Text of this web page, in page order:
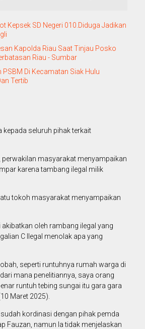
Kepsek SD Negeri 010.Diduga Jadikan
Kapolda Riau Saat Tinjau Posko
Riau - Sumbar
PSBM Di Kecamatan Siak Hulu
Tertib
seluruh pihak terkait
perwakilan masyarakat menyampaikan
karena tambang ilegal milik
tokoh masyarakat menyampaikan
oleh rambang ilegal yang
C Ilegal menolak apa yang
seperti runtuhnya rumah warga di
mana penelitiannya, saya orang
runtuh tebing sungai itu gara gara
Maret 2025).
kordinasi dengan pihak pemda
Fauzan, namun Ia tidak menjelaskan